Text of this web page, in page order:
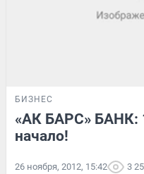
БИЗНЕС
«АК БАРС» БАНК:
начало!
26 ноября, 2012, 15:42 3